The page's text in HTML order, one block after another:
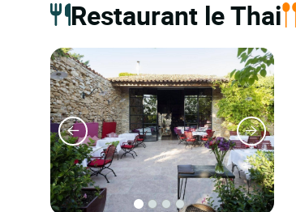
Restaurant le Thai